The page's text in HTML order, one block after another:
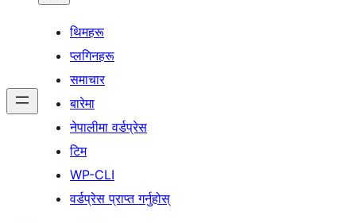
थिमहरू
प्लगिनहरू
समाचार
बारेमा
नेपालीमा वर्डप्रेस
टिम
WP-CLI
वर्डप्रेस प्राप्त गर्नुहोस्